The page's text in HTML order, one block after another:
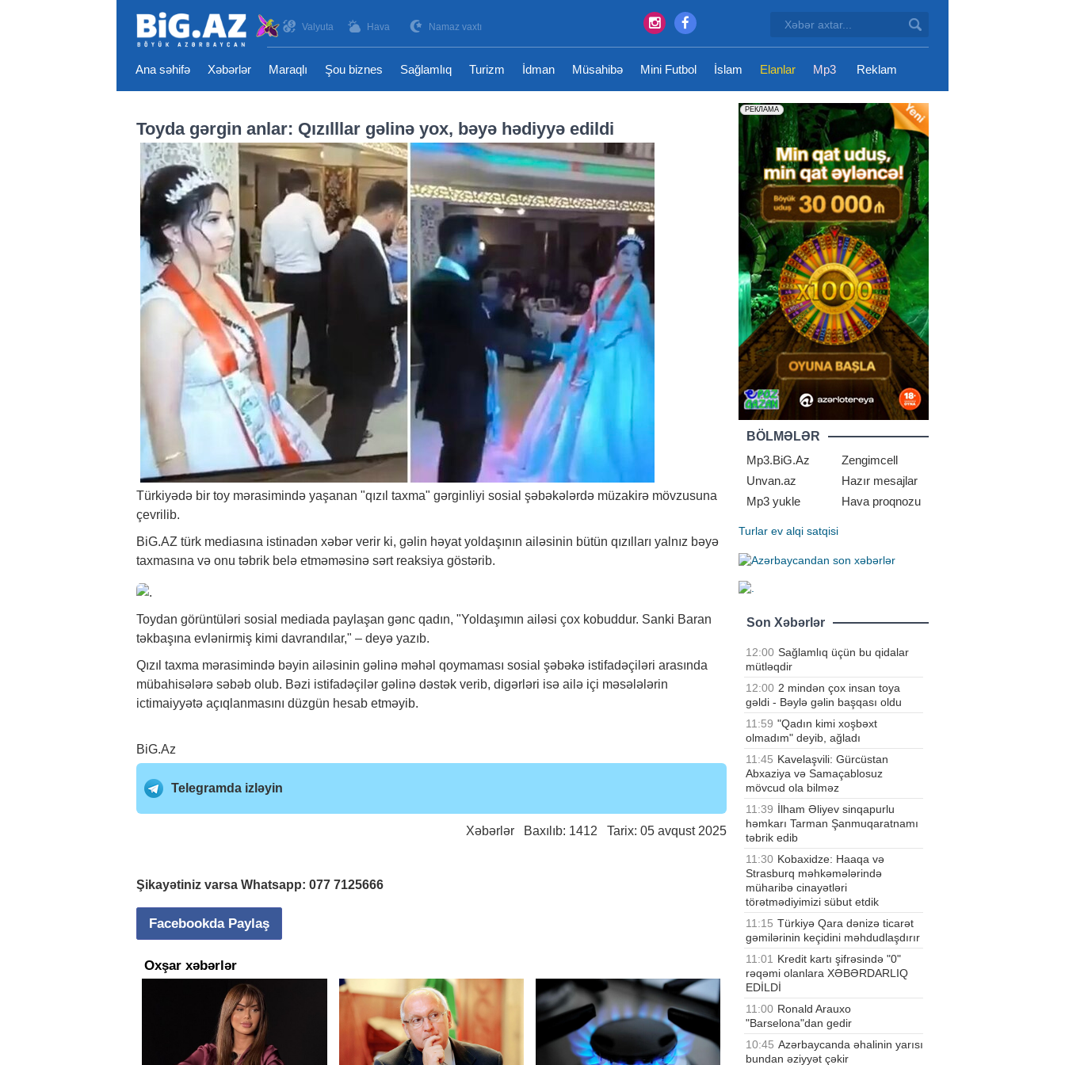
Valyuta Hava Namaz vaxtı
Ana səhifə Xəbərlər Maraqlı Şou biznes Sağlamlıq Turizm İdman Müsahibə Mini Futbol İslam Elanlar Mp3 Reklam
Toyda gərgin anlar: Qızılllar gəlinə yox, bəyə hədiyyə edildi
Türkiyədə bir toy mərasimində yaşanan "qızıl taxma" gərginliyi sosial şəbəkələrdə müzakirə mövzusuna
çevrilib.
BiG.AZ türk mediasına istinadən xəbər verir ki, gəlin həyat yoldaşının ailəsinin bütün qızılları yalnız bəyə
taxmasına və onu təbrik belə etməməsinə sərt reaksiya göstərib.
Toydan görüntüləri sosial mediada paylaşan gənc qadın, "Yoldaşımın ailəsi çox kobuddur. Sanki Baran
təkbaşına evlənirmiş kimi davrandılar," – deyə yazıb.
Qızıl taxma mərasimində bəyin ailəsinin gəlinə məhəl qoymaması sosial şəbəkə istifadəçiləri arasında
mübahisələrə səbəb olub. Bəzi istifadəçilər gəlinə dəstək verib, digərləri isə ailə içi məsələlərin
ictimaiyyətə açıqlanmasını düzgün hesab etməyib.
BiG.Az
Telegramda izləyin
Xəbərlər Baxılıb: 1412 Tarix: 05 avqust 2025
Şikayətiniz varsa Whatsapp: 077 7125666
Facebookda Paylaş
Oxşar xəbərlər
BÖLMƏLƏR
Mp3.BiG.Az
Zengimcell
Unvan.az
Hazır mesajlar
Mp3 yukle
Hava proqnozu
Turlar ev alqi satqisi
Son Xəbərlər
12:00 Sağlamlıq üçün bu qidalar
mütləqdir
12:00 2 mindən çox insan toya
gəldi - Bəylə gəlin başqası oldu
11:59 "Qadın kimi xoşbəxt
olmadım" deyib, ağladı
11:45 Kavelaşvili: Gürcüstan
Abxaziya və Samaçablosuz
mövcud ola bilməz
11:39 İlham Əliyev sinqapurlu
həmkarı Tarman Şanmuqaratnamı
təbrik edib
11:30 Kobaxidze: Haaqa və
Strasburq məhkəmələrində
müharibə cinayətləri
törətmədiyimizi sübut etdik
11:15 Türkiyə Qara dənizə ticarət
gəmilərinin keçidini məhdudlaşdırır
11:01 Kredit kartı şifrəsində "0"
rəqəmi olanlara XƏBƏRDARLIQ
EDİLDİ
11:00 Ronald Arauxo
"Barselona"dan gedir
10:45 Azərbaycanda əhalinin yarısı
bundan əziyyət çəkir